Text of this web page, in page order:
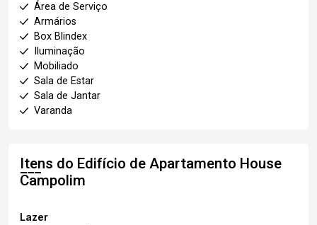
Área de Serviço
Armários
Box Blindex
Iluminação
Mobiliado
Sala de Estar
Sala de Jantar
Varanda
Itens do Edifício de Apartamento House
Campolim
Lazer